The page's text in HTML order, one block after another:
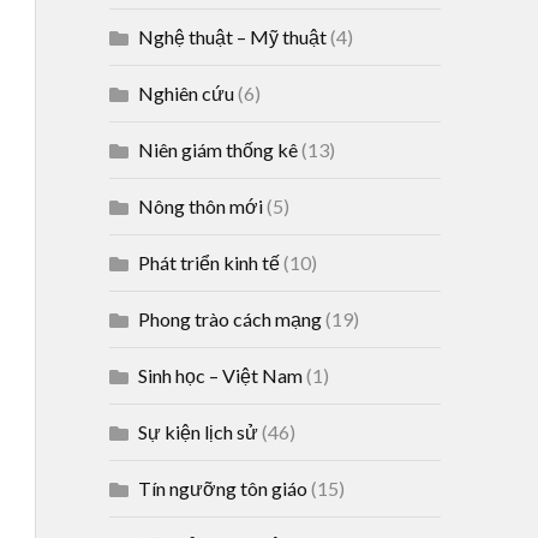
Nghệ thuật – Mỹ thuật(4)
Nghiên cứu(6)
Niên giám thống kê(13)
Nông thôn mới(5)
Phát triển kinh tế(10)
Phong trào cách mạng(19)
Sinh học – Việt Nam(1)
Sự kiện lịch sử(46)
Tín ngưỡng tôn giáo (15)